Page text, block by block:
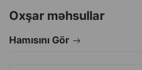
Üstünlüklər
– müxtəlif oyun üçün dörd düyün
Oxşar məhsullar
Hamısını Gör